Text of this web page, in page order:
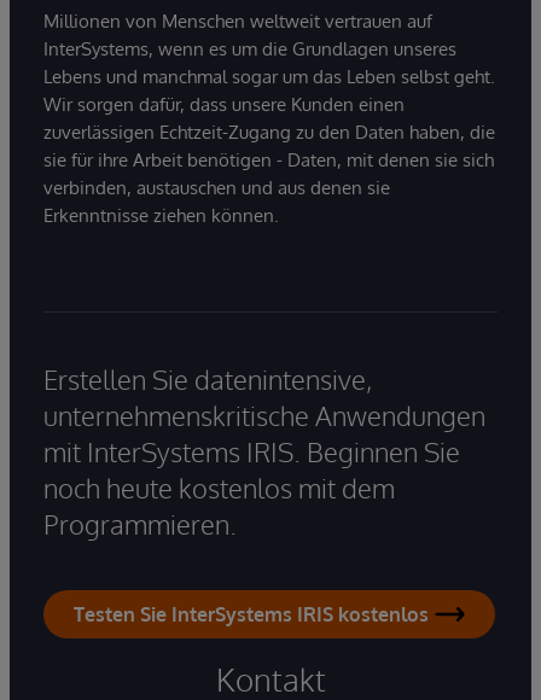
Millionen von Menschen weltweit vertrauen auf
InterSystems, wenn es um die Grundlagen unseres
Lebens und manchmal sogar um das Leben selbst geht.
Wir sorgen dafür, dass unsere Kunden einen
zuverlässigen Echtzeit-Zugang zu den Daten haben, die
sie für ihre Arbeit benötigen - Daten, mit denen sie sich
verbinden, austauschen und aus denen sie
Erkenntnisse ziehen können.
Erstellen Sie datenintensive,
unternehmenskritische Anwendungen
mit InterSystems IRIS. Beginnen Sie
noch heute kostenlos mit dem
Programmieren.
Testen Sie InterSystems IRIS kostenlos
Kontakt